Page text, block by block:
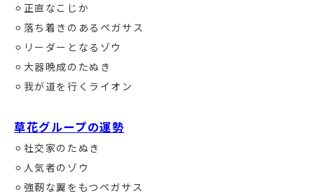
⚪︎正直なこじか
⚪︎落ち着きのあるペガサス
⚪︎リーダーとなるゾウ
⚪︎大器晩成のたぬき
⚪︎我が道を行くライオン
草花グループの運勢
⚪︎社交家のたぬき
⚪︎人気者のゾウ
⚪︎強靭な翼をもつペガサス